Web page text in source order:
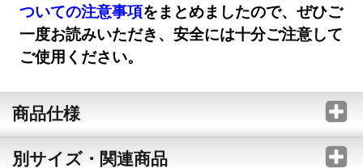
ついての注意事項をまとめましたので、ぜひご
一度お読みいただき、安全には十分ご注意して
ご使用ください。
商品仕様
別サイズ・関連商品